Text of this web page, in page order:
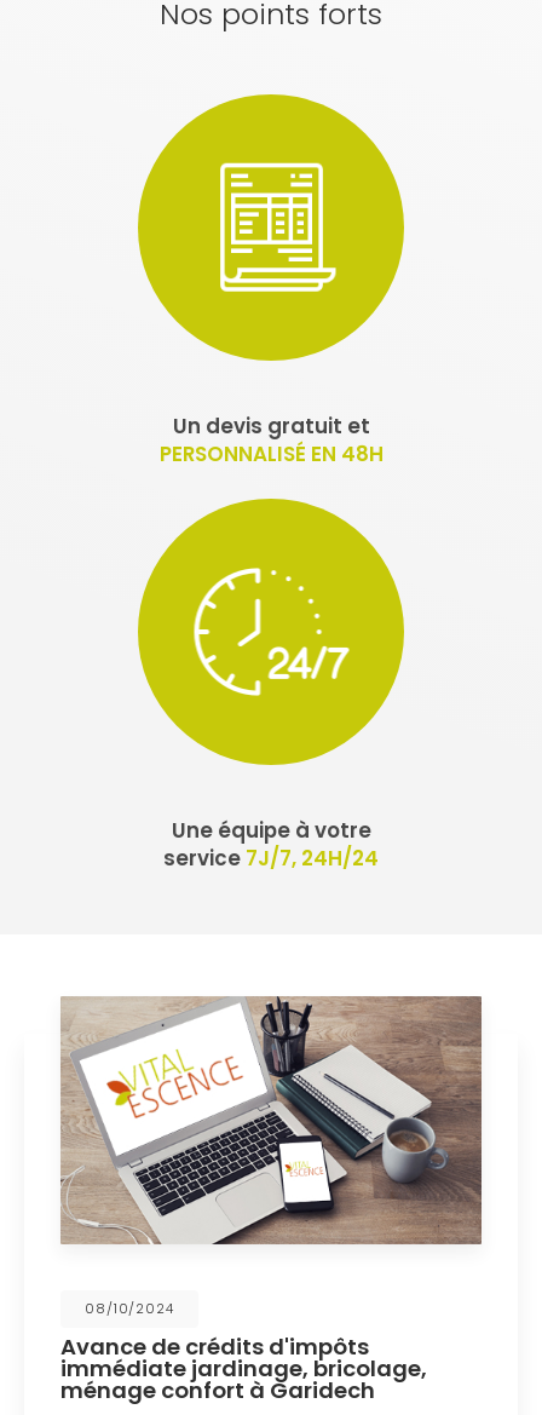
Nos points forts
Un devis gratuit et
PERSONNALISÉ EN 48H
Une équipe à votre
service 7J/7, 24H/24
08/10/2024
Avance de crédits d'impôts
immédiate jardinage, bricolage,
ménage confort à Garidech